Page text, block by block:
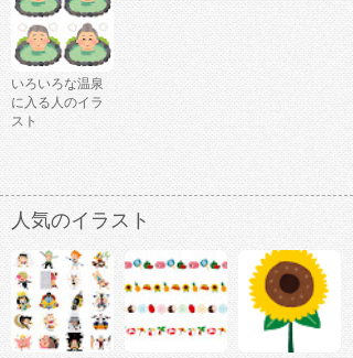
いろいろな温泉
に入る人のイラ
スト
人気のイラスト